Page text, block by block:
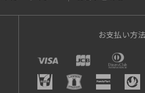
お支払い方法